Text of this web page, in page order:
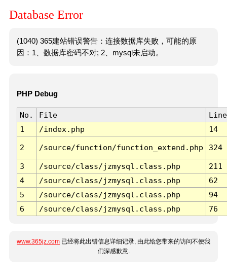
Database Error
(1040) 365建站错误警告：连接数据库失败，可能的原
因：1、数据库密码不对; 2、mysql未启动。
PHP Debug
No. File
Line
1
/index.php 14
2 /source/function/function_extend.php 324
3 /source/class/jzmysql.class.php
211
4
/source/class/jzmysql.class.php
62
5
/source/class/jzmysql.class.php
94
6
/source/class/jzmysql.class.php 76
www.365jz.com 已经将此出错信息详细记录, 由此给您带来的访问不便我
们深感歉意.